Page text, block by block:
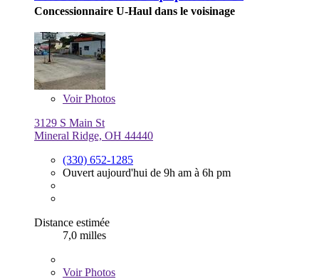
Concessionnaire U-Haul dans le voisinage
VoirPhotos
3129 S Main St
Mineral Ridge, OH 44440
(330) 652-1285
Ouvert aujourd'hui de 9h am à 6h pm
Distance estimée
7,0 milles
VoirPhotos